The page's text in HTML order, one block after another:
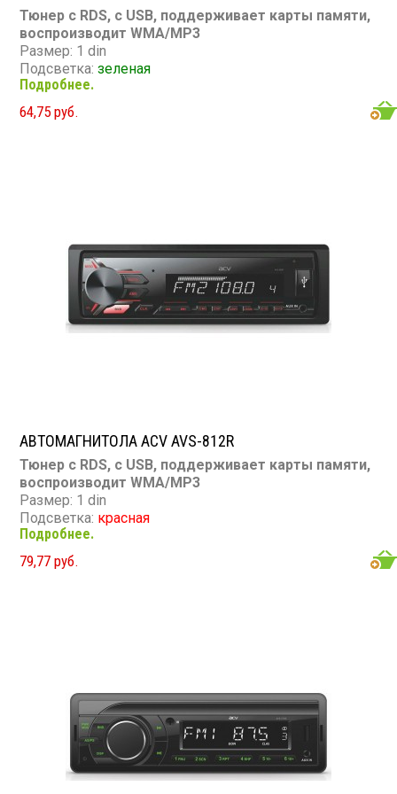
Тюнер с RDS, с USB, поддерживает карты памяти,
воспроизводит WMA/MP3
Размер: 1 din
Подсветка:зеленая
CD/MP3: нет/есть
DVD/Video: нет
TV-тюнер: нет
RCA (линейные) выходы: 1 пара
Мощность 25 Вт х 4
Подробнее.
64,75 руб.
АВТОМАГНИТОЛА ACV AVS-812R
Тюнер с RDS, с USB, поддерживает карты памяти,
воспроизводит WMA/MP3
Размер: 1 din
Подсветка: красная
CD/MP3: нет/есть
DVD/Video: нет
TV-тюнер: нет
RCA (линейные) выходы: 2 пары
Мощность 50 Вт х 4
Подробнее.
79,77 руб.